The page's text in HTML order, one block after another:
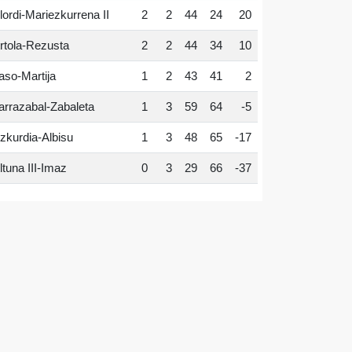
Mariezkurrena II 2 2 44 24 20
Rezusta 2 2 44 34 10
Martija 1 2 43 41 2
Zabaleta 1 3 59 64 -5
Albisu 1 3 48 65 -17
III-Imaz 0 3 29 66 -37